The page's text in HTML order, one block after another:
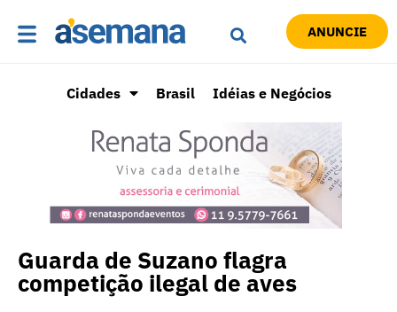
ANUNCIE
Cidades Brasil Idéias e Negócios
Guarda de Suzano flagra
competição ilegal de aves